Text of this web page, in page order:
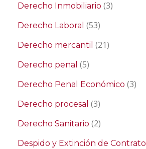
Derecho Inmobiliario (3)
Derecho Laboral (53)
Derecho mercantil (21)
Derecho penal (5)
Derecho Penal Económico (3)
Derecho procesal (3)
Derecho Sanitario (2)
Despido y Extinción de Contrato